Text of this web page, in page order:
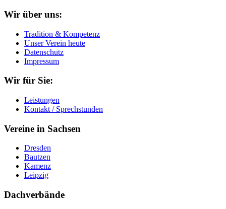
Wir über uns:
Tradition & Kompetenz
Unser Verein heute
Datenschutz
Impressum
Wir für Sie:
Leistungen
Kontakt / Sprechstunden
Vereine in Sachsen
Dresden
Bautzen
Kamenz
Leipzig
Dachverbände